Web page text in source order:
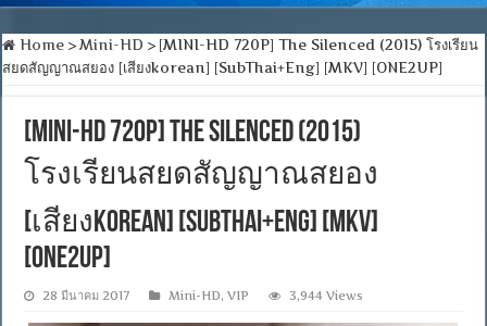
Home > Mini-HD > [MINI-HD 720P] The Silenced (2015) โรงเรียน
สยดสัญญาณสยอง [เสียงkorean] [SubThai+Eng] [MKV] [ONE2UP]
[MINI-HD 720P] The Silenced (2015)
โรงเรียนสยดสัญญาณสยอง
[เสียงkorean] [SubThai+Eng] [MKV]
[ONE2UP]
28 มีนาคม 2017 Mini-HD,VIP 3,944 Views